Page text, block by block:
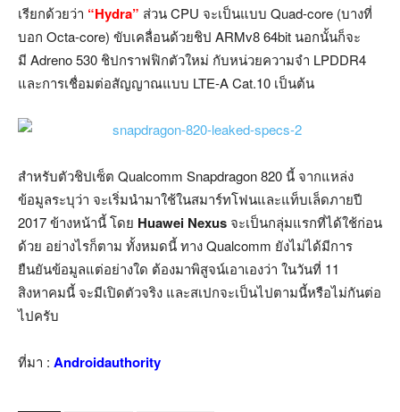
เรียกด้วยว่า “Hydra” ส่วน CPU จะเป็นแบบ Quad-core (บางที่
บอก Octa-core) ขับเคลื่อนด้วยชิป ARMv8 64bit นอกนั้นก็จะ
มี Adreno 530 ชิปกราฟฟิกตัวใหม่ กับหน่วยความจำ LPDDR4
และการเชื่อมต่อสัญญาณแบบ LTE-A Cat.10 เป็นต้น
สำหรับตัวชิปเซ็ต Qualcomm Snapdragon 820 นี้ จากแหล่ง
ข้อมูลระบุว่า จะเริ่มนำมาใช้ในสมาร์ทโฟนและแท็บเล็ดภายปี
2017 ข้างหน้านี้ โดย Huawei Nexus จะเป็นกลุ่มแรกที่ได้ใช้ก่อน
ด้วย อย่างไรก็ตาม ทั้งหมดนี้ ทาง Qualcomm ยังไม่ได้มีการ
ยืนยันข้อมูลแต่อย่างใด ต้องมาพิสูจน์เอาเองว่า ในวันที่ 11
สิงหาคมนี้ จะมีเปิดตัวจริง และสเปกจะเป็นไปตามนี้หรือไม่กันต่อ
ไปครับ
ที่มา : Androidauthority